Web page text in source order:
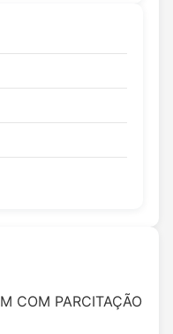
COM PARCITAÇÃO